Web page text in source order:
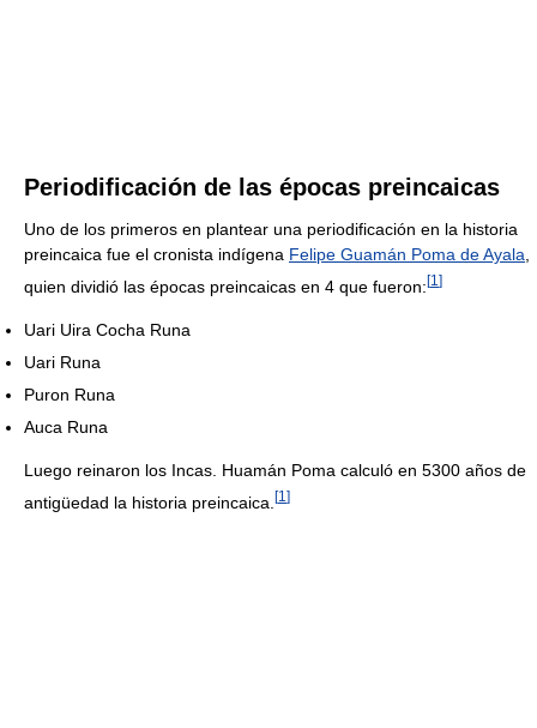
Periodificación de las épocas preincaicas
Uno de los primeros en plantear una periodificación en la historia
preincaica fue el cronista indígena Felipe Guamán Poma de Ayala,
quien dividió las épocas preincaicas en 4 que fueron: [1 ]
Uari Uira Cocha Runa
Uari Runa
Puron Runa
Auca Runa
Luego reinaron los Incas. Huamán Poma calculó en 5300 años de
antigüedad la historia preincaica. [1 ]